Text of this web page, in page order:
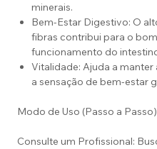
minerais.
Bem-Estar Digestivo: O
fibras contribui para o bom
funcionamento do
Vitalidade: Ajuda a manter
a sensação de bem-estar
Modo de Uso (Passo a Passo)
Consulte um Profissional: